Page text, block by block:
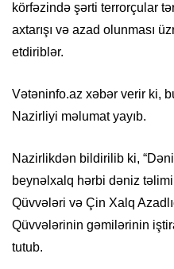
körfəzində şərti terrorçular
axtarışı və azad olunması
etdiriblər.
Vətəninfo.az xəbər verir ki,
Nazirliyi məlumat yayıb.
Nazirlikdən bildirilib ki,
beynəlxalq hərbi dəniz
Qüvvələri və Çin Xalq
Qüvvələrinin gəmilərinin
tutub.